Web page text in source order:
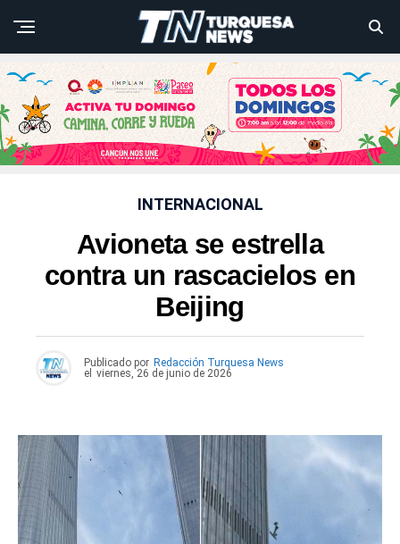
INTERNACIONAL
Avioneta se estrella
contra un rascacielos en
Beijing
Publicado por Redacción Turquesa News
el viernes, 26 de junio de 2026